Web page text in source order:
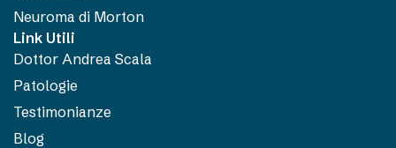
Neuroma di Morton
Link Utili
Dottor Andrea Scala
Patologie
Testimonianze
Blog